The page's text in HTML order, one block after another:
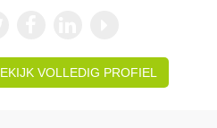
VOLLEDIG PROFIEL